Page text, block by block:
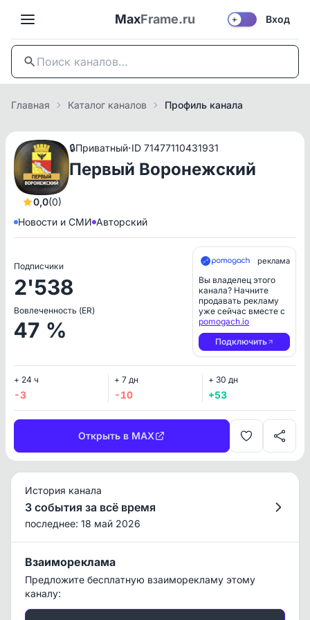
MaxFrame.ru ☀️ Вход
Главная Каталог каналов Профиль канала
0,0(0)
🔒Приватный·ID 71477110431931
Первый Воронежский
Новости и СМИ Авторский
Подписчики
2'538
Вовлеченность (ER)
47 %
реклама
Вы владелец этого
канала? Начните
продавать рекламу
уже сейчас вместе с
pomogach.io
Подключить
+ 24 ч
-3
+ 7 дн
-10
+ 30 дн
+53
Открыть в MAX
История канала
3 события за всё время
последнее: 18 май 2026
Взаимореклама
Предложите бесплатную взаиморекламу этому
каналу: